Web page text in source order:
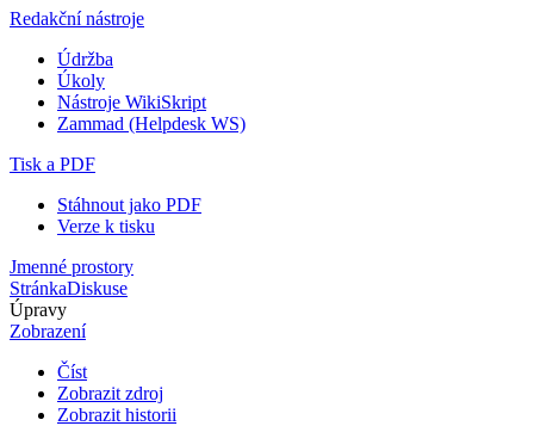
Redakční nástroje
Údržba
Úkoly
Nástroje WikiSkript
Zammad (Helpdesk WS)
Tisk a PDF
Stáhnout jako PDF
Verze k tisku
Jmenné prostory
StránkaDiskuse
Úpravy
Zobrazení
Číst
Zobrazit zdroj
Zobrazit historii